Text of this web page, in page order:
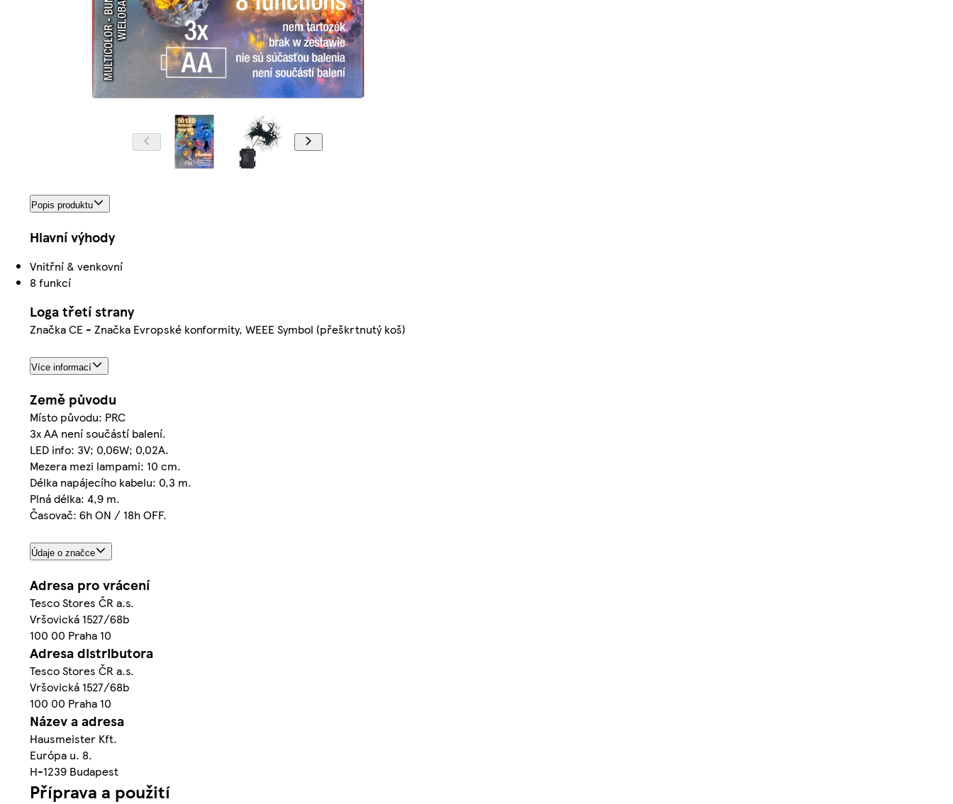
Popis produktu
Hlavní výhody
Vnitřní & venkovní
8 funkcí
Loga třetí strany
Značka CE - Značka Evropské konformity, WEEE Symbol (přeškrtnutý koš)
Více informací
Země původu
Místo původu: PRC
3x AA není součástí balení.
LED info: 3V; 0,06W; 0,02A.
Mezera mezi lampami: 10 cm.
Délka napájecího kabelu: 0,3 m.
Plná délka: 4,9 m.
Časovač: 6h ON / 18h OFF.
Údaje o značce
Adresa pro vrácení
Tesco Stores ČR a.s.
Vršovická 1527/68b
100 00 Praha 10
Adresa distributora
Tesco Stores ČR a.s.
Vršovická 1527/68b
100 00 Praha 10
Název a adresa
Hausmeister Kft.
Európa u. 8.
H-1239 Budapest
Příprava a použití